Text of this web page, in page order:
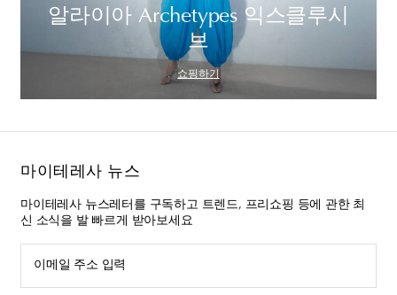
알라이아 Archetypes 익스클루시
브
쇼핑하기
마이테레사 뉴스
마이테레사 뉴스레터를 구독하고 트렌드, 프리쇼핑 등에 관한 최
신 소식을 발 빠르게 받아보세요
이메일 주소 입력